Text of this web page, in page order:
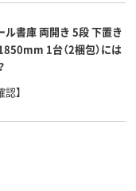
書庫 両開き 5段 下置き
1台（2梱包）には
】